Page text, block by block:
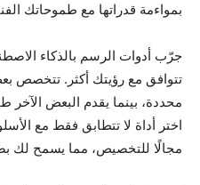
بمواءمة قدراتها مع طموحاتك
جرّب أدوات الرسم بالذكاء
تتوافق مع رؤيتك أكثر. تتخصص
محددة، بينما يقدم البعض الآخر
اختر أداة لا تتطابق فقط مع
مجالًا للتخصيص، مما يسمح لك